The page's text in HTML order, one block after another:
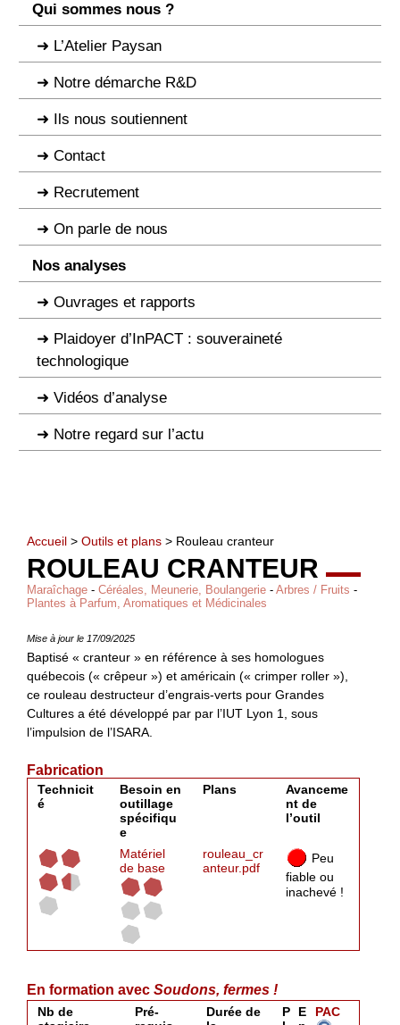
Qui sommes nous ?
L’Atelier Paysan
Notre démarche R&D
Ils nous soutiennent
Contact
Recrutement
On parle de nous
Nos analyses
Ouvrages et rapports
Plaidoyer d’InPACT : souveraineté
technologique
Vidéos d’analyse
Notre regard sur l’actu
Accueil > Outils et plans > Rouleau cranteur
ROULEAU CRANTEUR
Maraîchage - Céréales, Meunerie, Boulangerie - Arbres / Fruits -
Plantes à Parfum, Aromatiques et Médicinales
Mise à jour le 17/09/2025
Baptisé « cranteur » en référence à ses homologues
québecois (« crêpeur ») et américain (« crimper roller »),
ce rouleau destructeur d’engrais-verts pour Grandes
Cultures a été développé par par l’IUT Lyon 1, sous
l’impulsion de l’ISARA.
Fabrication
Technicit
é
Besoin en
outillage
spécifiqu
e
Plans
Avanceme
nt de
l’outil
Matériel
de base
rouleau_cr
anteur.pdf
Peu
fiable ou
inachevé !
En formation avec Soudons, fermes !
Nb de
Pré-
Durée de
P
E
PAC